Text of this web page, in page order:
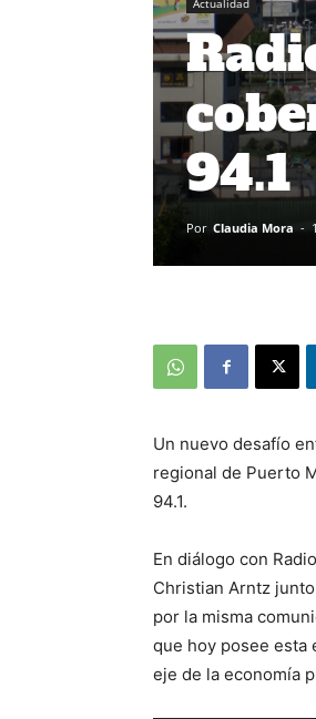
Actualidad
94.1
Por Claudia Mora -
Un nuevo desafío
regional de Puerto
94.1.
En diálogo con
Christian Arntz
por la misma
que hoy posee esta
eje de la economía